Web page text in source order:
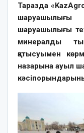
Таразда
шаруашылығы
минералды
қатысуымен
назарына ауыл